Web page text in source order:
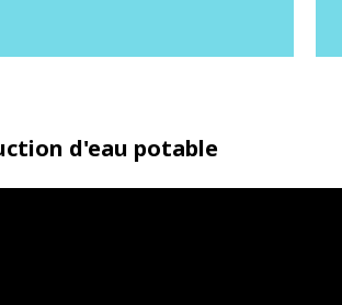
d'eau potable